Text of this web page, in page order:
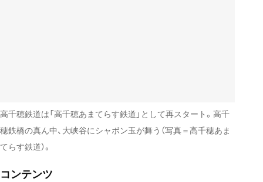
高千穂鉄道は「高千穂あまてらす鉄道」として再スタート。高千
穂鉄橋の真ん中、大峡谷にシャボン玉が舞う（写真＝高千穂あま
てらす鉄道）。
コンテンツ